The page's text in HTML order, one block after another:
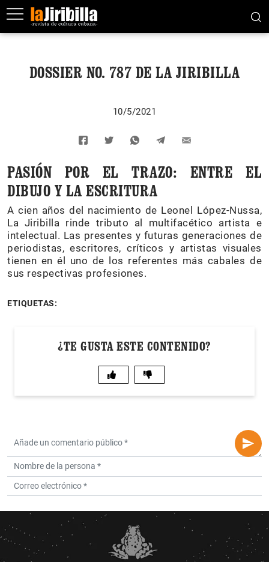
DOSSIER NO. 787 DE LA JIRIBILLA
10/5/2021
PASIÓN POR EL TRAZO: ENTRE EL
DIBUJO Y LA ESCRITURA
A cien años del nacimiento de Leonel López-Nussa,
La Jiribilla rinde tributo al multifacético artista e
intelectual. Las presentes y futuras generaciones de
periodistas, escritores, críticos y artistas visuales
tienen en él uno de los referentes más cabales de
sus respectivas profesiones.
ETIQUETAS:
¿TE GUSTA ESTE CONTENIDO?